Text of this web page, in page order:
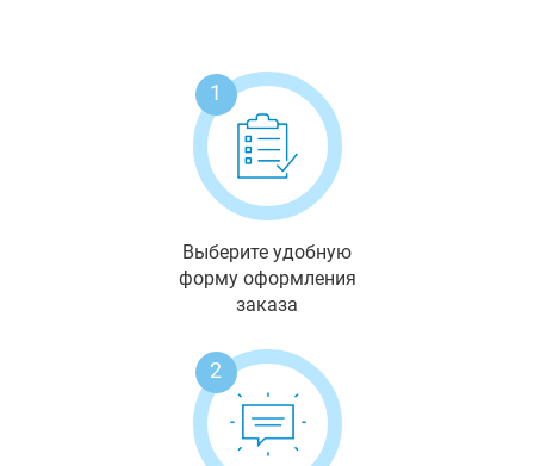
1
Выберите удобную
форму оформления
заказа
2